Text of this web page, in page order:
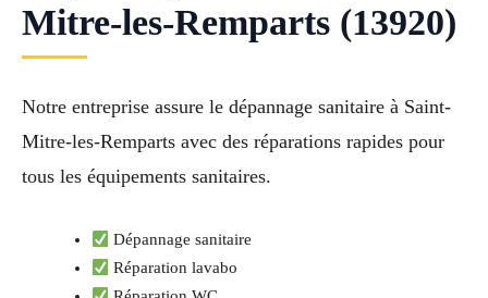
Mitre-les-Remparts (13920)
Notre entreprise assure le dépannage sanitaire à Saint-
Mitre-les-Remparts avec des réparations rapides pour
tous les équipements sanitaires.
Dépannage sanitaire
Réparation lavabo